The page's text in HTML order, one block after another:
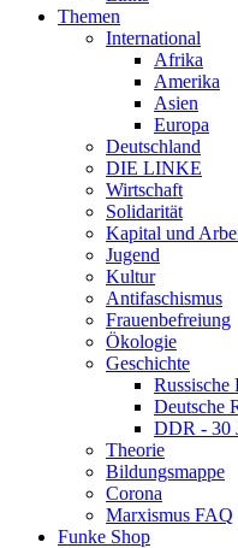
Themen
International
Afrika
Amerika
Asien
Europa
Deutschland
DIE LINKE
Wirtschaft
Solidarität
Kapital und
Jugend
Kultur
Antifaschismus
Frauenbefreiung
Ökologie
Geschichte
Russische
Deutsche
DDR - 30
Theorie
Bildungsmappe
Corona
Marxismus FAQ
Funke Shop